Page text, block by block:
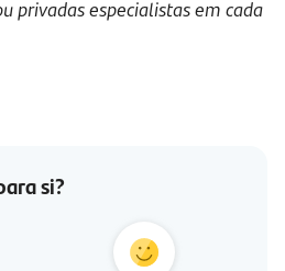
privadas especialistas em cada
si?